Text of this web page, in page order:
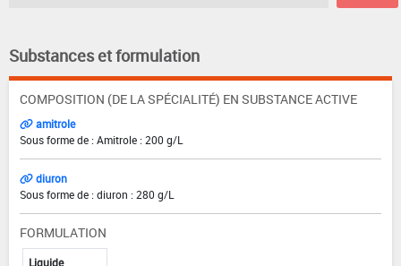
Substances et formulation
COMPOSITION (DE LA SPÉCIALITÉ) EN SUBSTANCE ACTIVE
amitrole
Sous forme de : Amitrole : 200 g/L
diuron
Sous forme de : diuron : 280 g/L
FORMULATION
Liquide